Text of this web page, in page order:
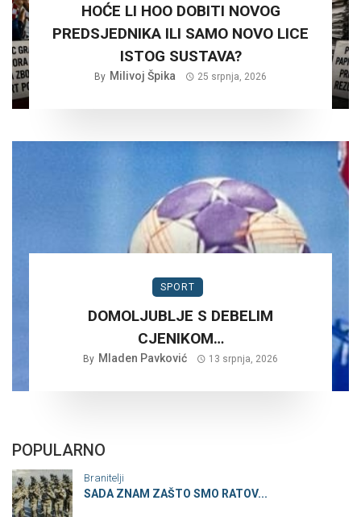
HOĆE LI HOO DOBITI NOVOG
PREDSJEDNIKA ILI SAMO NOVO LICE
ISTOG SUSTAVA?
By Milivoj Špika 25 srpnja, 2026
SPORT
DOMOLJUBLJE S DEBELIM
CJENIKOM…
By Mladen Pavković 13 srpnja, 2026
POPULARNO
Branitelji
SADA ZNAM ZAŠTO SMO RATOV...